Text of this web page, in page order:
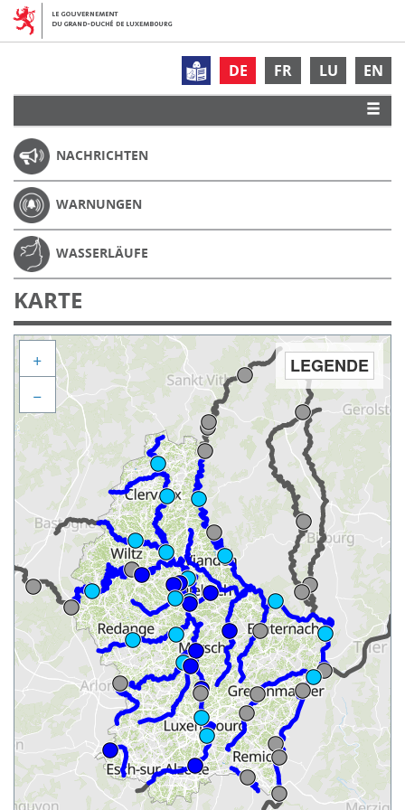
DE FR LU EN
NACHRICHTEN
WARNUNGEN
WASSERLÄUFE
KARTE
LEGENDE
+
−